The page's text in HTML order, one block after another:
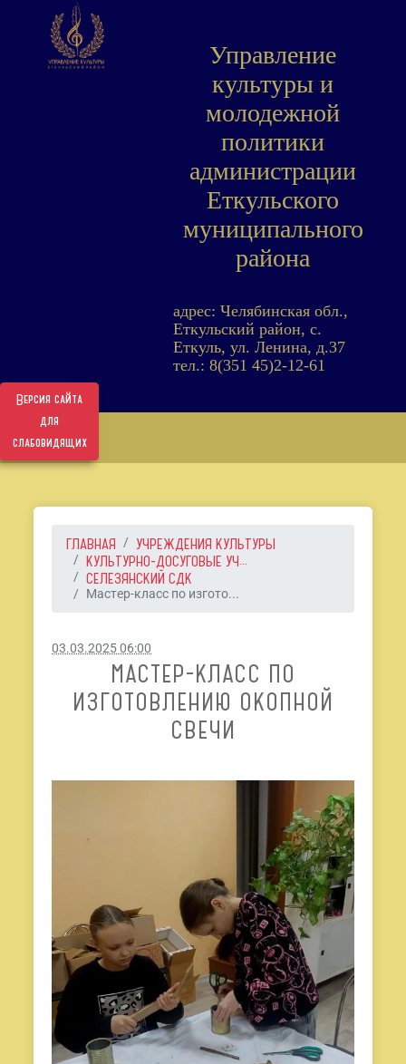
Версия сайта
для
слабовидящих
Управление
культуры и
молодежной
политики
администрации
Еткульского
муниципального
района
адрес: Челябинская обл.,
Еткульский район, с.
Еткуль, ул. Ленина, д.37
тел.: 8(351 45)2-12-61
ГЛАВНАЯ
УЧРЕЖДЕНИЯ КУЛЬТУРЫ
КУЛЬТУРНО-ДОСУГОВЫЕ УЧ...
СЕЛЕЗЯНСКИЙ СДК
Мастер-класс по изгото...
03.03.2025 06:00
МАСТЕР-КЛАСС ПО
ИЗГОТОВЛЕНИЮ ОКОПНОЙ
СВЕЧИ